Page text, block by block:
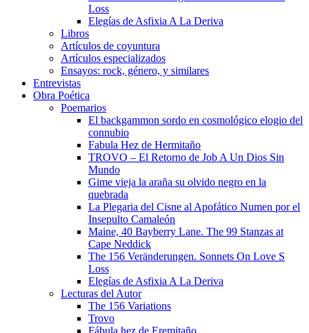
Loss
Elegías de Asfixia A La Deriva
Libros
Artículos de coyuntura
Artículos especializados
Ensayos: rock, género, y similares
Entrevistas
Obra Poética
Poemarios
El backgammon sordo en cosmológico elogio del
connubio
Fabula Hez de Hermitaño
TROVO – El Retorno de Job A Un Dios Sin
Mundo
Gime vieja la araña su olvido negro en la
quebrada
La Plegaria del Cisne al Apofático Numen por el
Insepulto Camaleón
Maine, 40 Bayberry Lane. The 99 Stanzas at
Cape Neddick
The 156 Veränderungen. Sonnets On Love S
Loss
Elegías de Asfixia A La Deriva
Lecturas del Autor
The 156 Variations
Trovo
Fábula hez de Eremitaño